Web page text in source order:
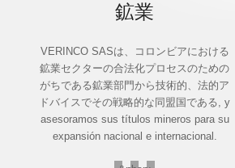
鉱業
VERINCO SASは、コロンビアにおける
鉱業セクターの合法化プロセスのための
がちである鉱業部門から技術的、法的ア
ドバイスでその戦略的な同盟国である, y
asesoramos sus títulos mineros para su
expansión nacional e internacional.